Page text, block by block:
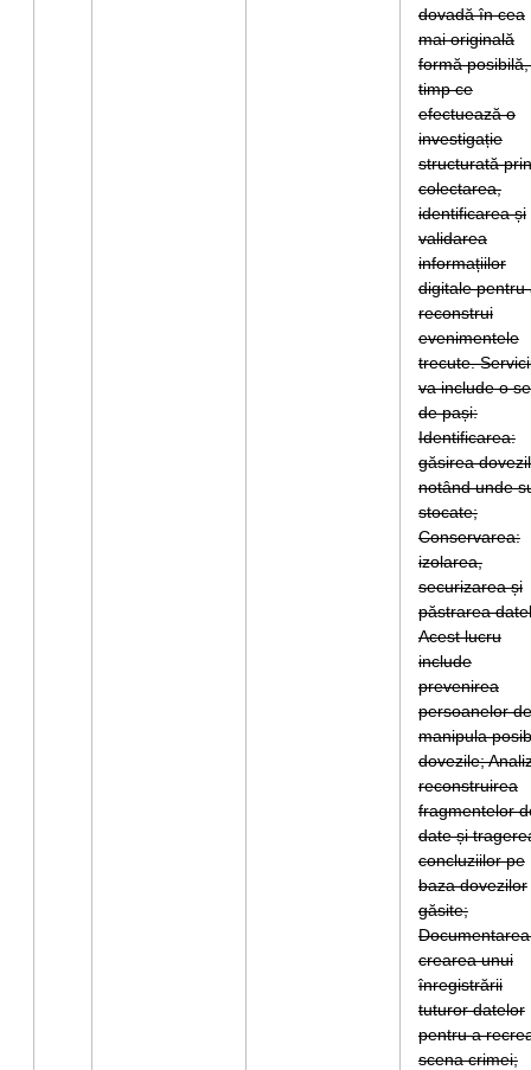
dovadă în cea
mai originală
formă
timp ce
efectuează o
investigație
structurată prin
colectarea,
identificarea și
validarea
informațiilor
digitale pentru
reconstrui
evenimentele
trecute.
va include o
de pași:
Identificarea:
găsirea
notând unde
stocate;
Conservarea:
izolarea,
securizarea și
păstrarea
Acest lucru
include
prevenirea
persoanelor
manipula
dovezile;
reconstruirea
fragmentelor
date și
concluziilor pe
baza dovezilor
găsite;
crearea unui
înregistrării
tuturor datelor
pentru a
scena crimei;